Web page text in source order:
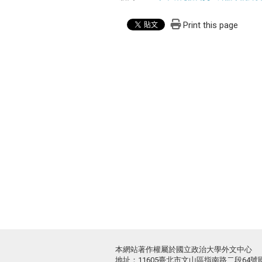
Print this page
本網站著作權屬於國立政治大學外文中心
地址：11605臺北市文山區指南路二段64號